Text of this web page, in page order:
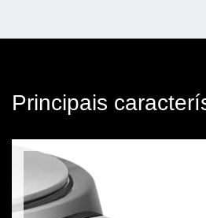
Principais